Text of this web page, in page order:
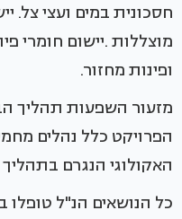
חסכונית במים ועצי צל.
מוצללות .יישום חומרי
ופינות מחזור.
מזעור השפעות תהליך
הפרויקט כלל נהלים
האקולוגי הנגרם בתהליך
כל הנושאים הנ"ל